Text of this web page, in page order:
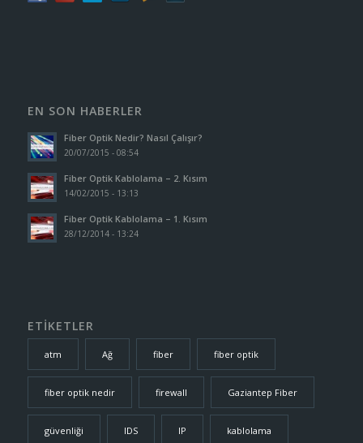
EN SON HABERLER
Fiber Optik Nedir? Nasıl Çalışır?
20/07/2015 - 08:54
Fiber Optik Kablolama – 2. Kısım
14/02/2015 - 13:13
Fiber Optik Kablolama – 1. Kısım
28/12/2014 - 13:24
ETİKETLER
atm Ağ fiber fiber optik
fiber optik nedir firewall Gaziantep Fiber
güvenliği IDS IP kablolama